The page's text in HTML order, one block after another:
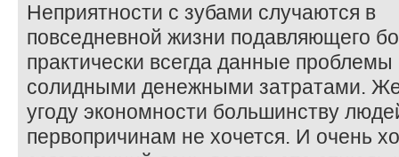
Неприятности с зубами случаются в
повседневной жизни подавляющего
практически всегда данные проблемы
солидными денежными затратами.
угоду экономности большинству
первопричинам не хочется. И очень